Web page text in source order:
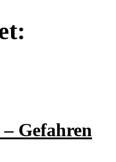
Gefahren